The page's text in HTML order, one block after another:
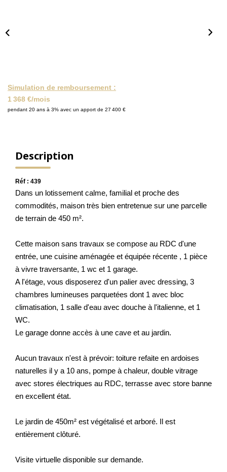
Simulation de remboursement :
1 368 €/mois
pendant 20 ans à 3% avec un apport de 27 400 €
Description
Réf : 439
Dans un lotissement calme, familial et proche des
commodités, maison très bien entretenue sur une parcelle
de terrain de 450 m².
Cette maison sans travaux se compose au RDC d'une
entrée, une cuisine aménagée et équipée récente , 1 pièce
à vivre traversante, 1 wc et 1 garage.
A l'étage, vous disposerez d'un palier avec dressing, 3
chambres lumineuses parquetées dont 1 avec bloc
climatisation, 1 salle d'eau avec douche à l'italienne, et 1
WC.
Le garage donne accès à une cave et au jardin.
Aucun travaux n'est à prévoir: toiture refaite en ardoises
naturelles il y a 10 ans, pompe à chaleur, double vitrage
avec stores électriques au RDC, terrasse avec store banne
en excellent état.
Le jardin de 450m² est végétalisé et arboré. Il est
entièrement clôturé.
Visite virtuelle disponible sur demande.